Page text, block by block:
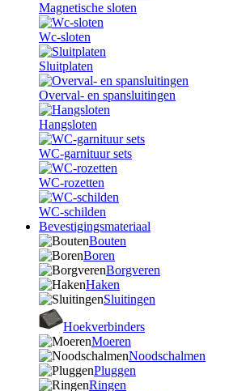
Magnetische sloten
Wc-sloten
Sluitplaten
Overval- en spansluitingen
Hangsloten
WC-garnituur sets
WC-rozetten
WC-schilden
Bevestigingsmateriaal
Bouten
Boren
Borgveren
Haken
Sluitingen
Hoekverbinders
Moeren
Noodschalmen
Pluggen
Ringen